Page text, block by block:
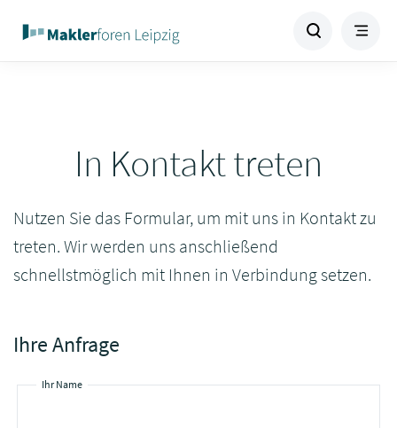
In Kontakt treten
Nutzen Sie das Formular, um mit uns in Kontakt zu
treten. Wir werden uns anschließend
schnellstmöglich mit Ihnen in Verbindung setzen.
Ihre Anfrage
Ihr Name